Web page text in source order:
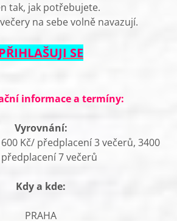
tak, jak potřebujete.
na sebe volně navazují.
SE
informace a termíny:
Vyrovnání:
Kč/ předplacení 3 večerů, 3400
7 večerů
Kdy a kde:
PRAHA